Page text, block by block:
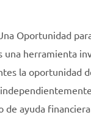
Oportunidad
una herramienta
la oportunidad
de ayuda